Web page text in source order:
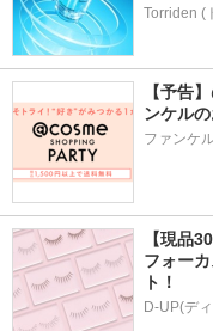
Torriden (
【予告
ンケル
ファンケ
【現品
フォー
ト！
D-UP(デ